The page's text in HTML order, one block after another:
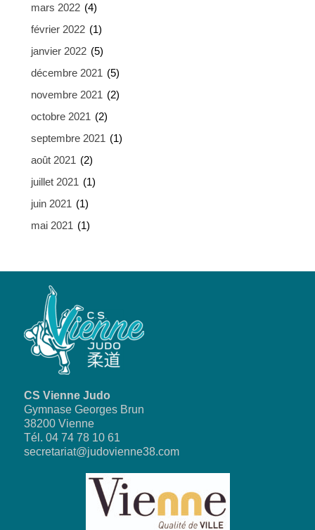
mars 2022 (4)
février 2022 (1)
janvier 2022 (5)
décembre 2021 (5)
novembre 2021 (2)
octobre 2021 (2)
septembre 2021 (1)
août 2021 (2)
juillet 2021 (1)
juin 2021 (1)
mai 2021 (1)
CS Vienne Judo
Gymnase Georges Brun
38200 Vienne
Tél. 04 74 78 10 61
secretariat@judovienne38.com